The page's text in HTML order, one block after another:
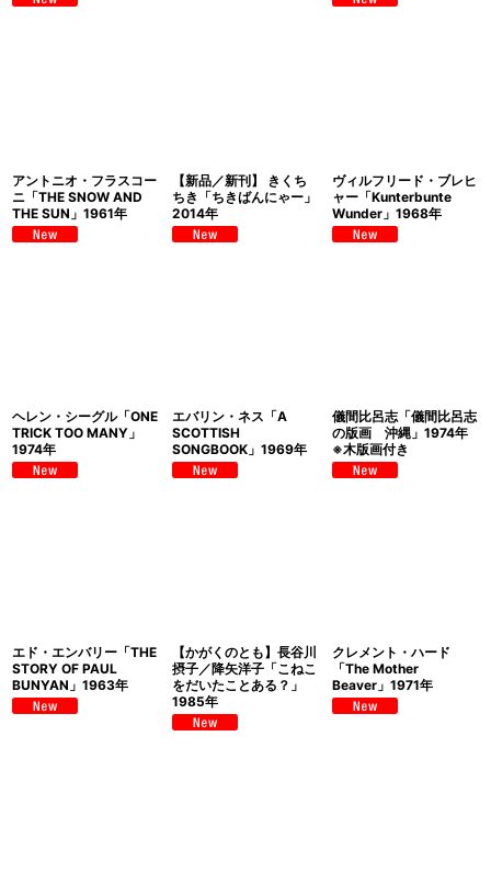
アントニオ・フラスコー
ニ「THE SNOW AND
THE SUN」1961年
【新品／新刊】 きくち
ちき「ちきばんにゃー」
2014年
ヴィルフリード・ブレヒ
ャー「Kunterbunte
Wunder」1968年
ヘレン・シーグル「ONE
TRICK TOO MANY」
1974年
エバリン・ネス「A
SCOTTISH
SONGBOOK」1969年
儀間比呂志「儀間比呂志
の版画 沖縄」1974年
※木版画付き
エド・エンバリー「THE
STORY OF PAUL
BUNYAN」1963年
【かがくのとも】長谷川
摂子／降矢洋子「こねこ
をだいたことある？」
1985年
クレメント・ハード
「The Mother
Beaver」1971年